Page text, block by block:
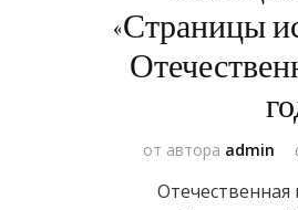
«Страницы
от автора admin